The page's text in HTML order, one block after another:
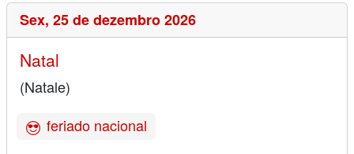
Sex, 25 de dezembro 2026
Natal
(Natale)
feriado nacional